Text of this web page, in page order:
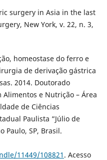
surgery in Asia in the last
New York, v. 22, n. 3,
homeostase do ferro e
de derivação gástrica
2014. Doutorado
Alimentos e Nutrição – Área
de Ciências
Paulista “Júlio de
Paulo, SP, Brasil.
11449/108821 . Acesso